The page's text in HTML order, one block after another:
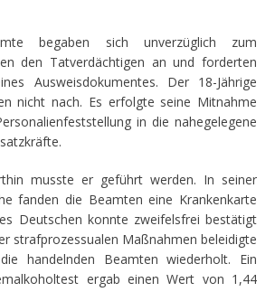
begaben sich unverzüglich zum
den Tatverdächtigen an und forderten
Ausweisdokumentes. Der 18-Jährige
nicht nach. Es erfolgte seine Mitnahme
in die nahegelegene
musste er geführt werden. In seiner
fanden die Beamten eine Krankenkarte
Deutschen konnte zweifelsfrei bestätigt
strafprozessualen Maßnahmen beleidigte
handelnden Beamten wiederholt. Ein
ergab einen Wert von 1,44